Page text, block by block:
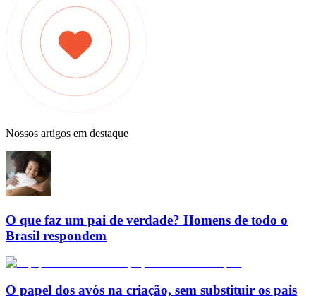
Nossos artigos em destaque
O que faz um pai de verdade? Homens de todo o
Brasil respondem
O papel dos avós na criação, sem substituir os pais